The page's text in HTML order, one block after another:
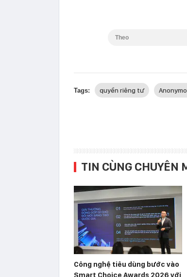
Theo
Tags: quyền riêng tư
TIN CÙNG CHUYÊN
Công nghệ tiêu dùng bước vào
Smart Choice Awards 2026 với